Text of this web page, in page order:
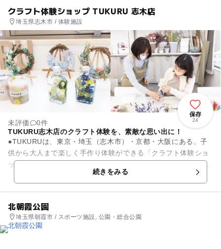
クラフト体験ショップ TUKURU 志木店
埼玉県志木市 / 体験施設
保存
24
未評価
0件
TUKURU志木店のクラフト体験を、素敵な思い出に！
●TUKURUは、東京・埼玉（志木市）・京都・大阪にある、子
供から大人まで楽しく手作り体験ができる「クラフト体験ショ
ップ」です！ 使う材料や道具は全て揃っているので、参加費だ
続きをみる
北朝霞公園
埼玉県朝霞市 / スポーツ施設, 公園・総合公園